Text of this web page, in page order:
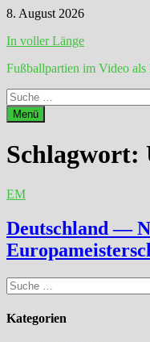
Zum
springen
8. August 2026
In voller Länge
Fußballpartien im Video als
Suche
nach:
Menü
Schlagwort:
EM
Deutschland —
Suche
nach:
Kategorien